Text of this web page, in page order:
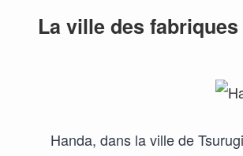
La ville des
Handa, dans la ville de